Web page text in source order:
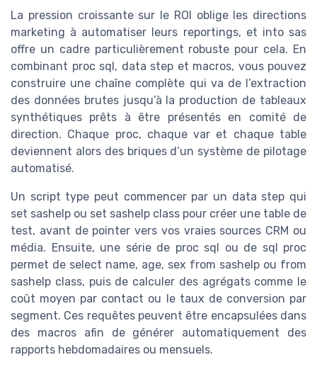
La pression croissante sur le ROI oblige les directions
marketing à automatiser leurs reportings, et into sas
offre un cadre particulièrement robuste pour cela. En
combinant proc sql, data step et macros, vous pouvez
construire une chaîne complète qui va de l’extraction
des données brutes jusqu’à la production de tableaux
synthétiques prêts à être présentés en comité de
direction. Chaque proc, chaque var et chaque table
deviennent alors des briques d’un système de pilotage
automatisé.
Un script type peut commencer par un data step qui
set sashelp ou set sashelp class pour créer une table de
test, avant de pointer vers vos vraies sources CRM ou
média. Ensuite, une série de proc sql ou de sql proc
permet de select name, age, sex from sashelp ou from
sashelp class, puis de calculer des agrégats comme le
coût moyen par contact ou le taux de conversion par
segment. Ces requêtes peuvent être encapsulées dans
des macros afin de générer automatiquement des
rapports hebdomadaires ou mensuels.